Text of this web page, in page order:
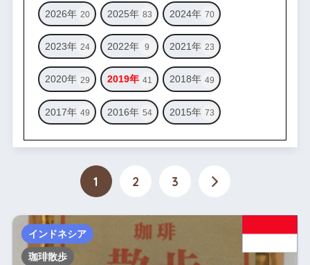
2026年 20 2025年 83 2024年 70
2023年 24 2022年 9 2021年 23
2020年 29 2019年 41 2018年 49
2017年 49 2016年 54 2015年 73
1 2 3
インドネシア
珈琲散歩